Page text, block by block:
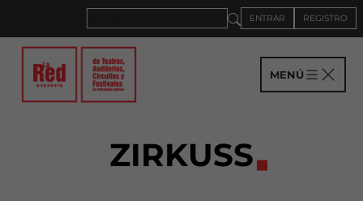
ENTRAR REGISTRO
MENÚ
ZIRKUSS